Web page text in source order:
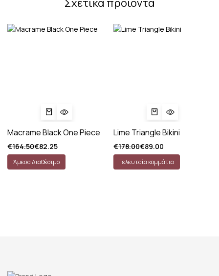
Macrame Black One Piece
€164.50€82.25
Άμεσα Διαθέσιμο
Lime Triangle Bikini
€178.00€89.00
Τελευταία κομμάτια